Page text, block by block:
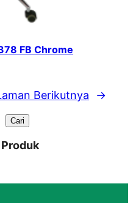
FB Chrome
Berikutnya →
Cari